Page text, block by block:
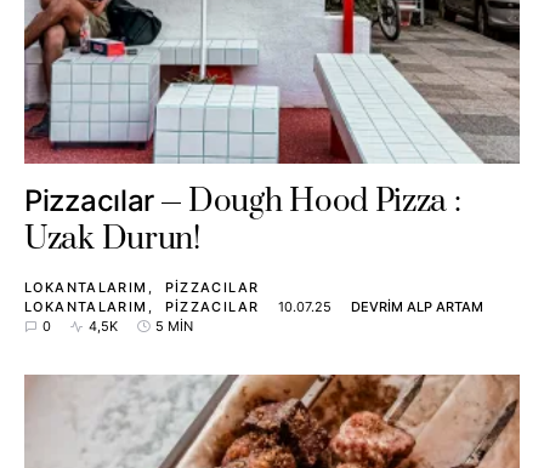
Pizzacılar
Dough Hood Pizza :
Uzak Durun!
LOKANTALARIM
PIZZACILAR
LOKANTALARIM
PIZZACILAR 10.07.25
DEVRIM ALP ARTAM
0
4,5K 5 MIN